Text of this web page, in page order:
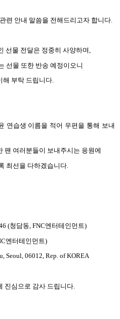
련 안내 말씀을 전해드리고자 합니다
선물 전달은 정중히 사양하며
선물 또한 반송 예정이오니
해 부탁 드립니다.
연습생 이름을 적어 우편을 통해 보내
팬 여러분들이 보내주시는 응원에
최선을 다하겠습니다
(청담동, FNC엔터테인먼트)
엔터테인먼트)
Seoul, 06012, Rep. of KOREA
진심으로 감사 드립니다